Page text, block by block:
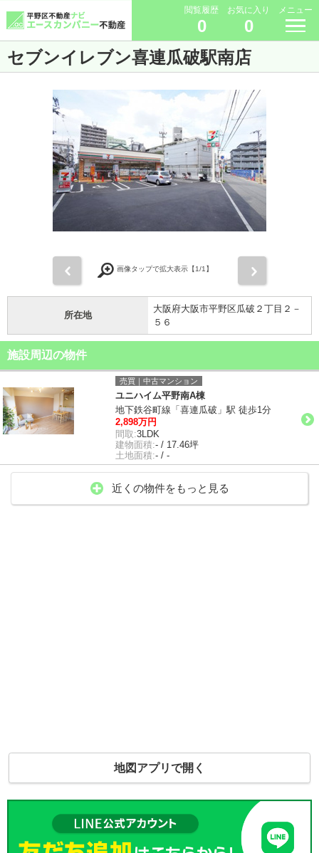
閲覧履歴
0
お気に入り
0
メニュー
セブンイレブン喜連瓜破駅南店
画像タップで拡大表示【1/1】
所在地
大阪府大阪市平野区瓜破２丁目２－
５６
施設周辺の物件
売買｜中古マンション
ユニハイム平野南A棟
地下鉄谷町線「喜連瓜破」駅 徒歩1分
2,898万円
間取:3LDK
建物面積:- / 17.46坪
土地面積:- / -
近くの物件をもっと見る
地図アプリで開く